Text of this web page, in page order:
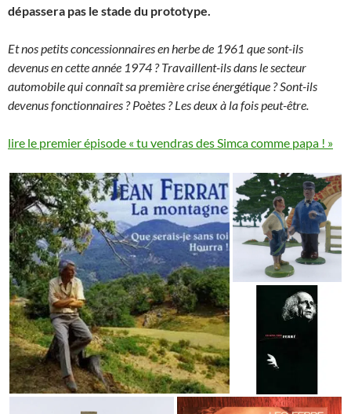
dépassera pas le stade du prototype.
Et nos petits concessionnaires en herbe de 1961 que sont-ils
devenus en cette année 1974 ? Travaillent-ils dans le secteur
automobile qui connaît sa première crise énergétique ? Sont-ils
devenus fonctionnaires ? Poètes ? Les deux à la fois peut-être.
lire le premier épisode « tu vendras des Simca comme papa ! »